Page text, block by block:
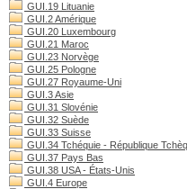
GUI.19 Lituanie
GUI.2 Amérique
GUI.20 Luxembourg
GUI.21 Maroc
GUI.23 Norvège
GUI.25 Pologne
GUI.27 Royaume-Uni
GUI.3 Asie
GUI.31 Slovénie
GUI.32 Suède
GUI.33 Suisse
GUI.34 Tchéquie - République
GUI.37 Pays Bas
GUI.38 USA - États-Unis
GUI.4 Europe